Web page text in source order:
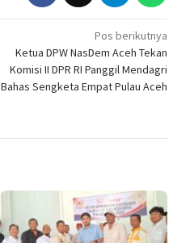
Pos berikutnya
Ketua DPW NasDem Aceh Tekan
Komisi II DPR RI Panggil Mendagri
Bahas Sengketa Empat Pulau Aceh